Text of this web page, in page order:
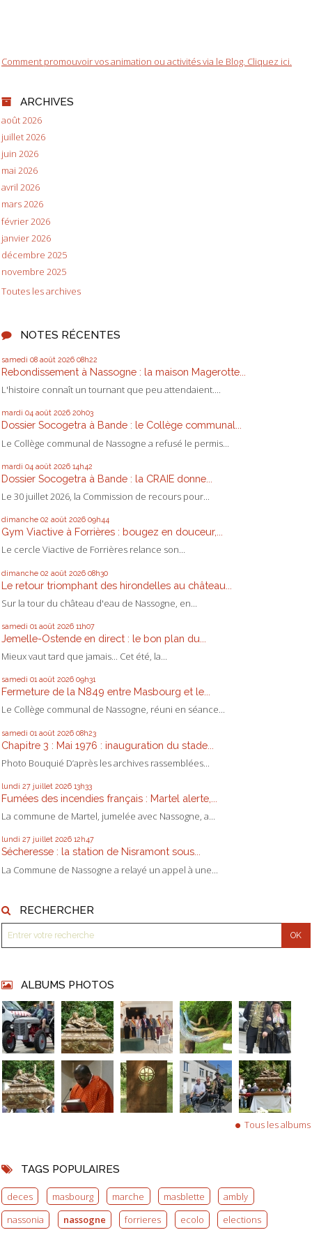
Comment promouvoir vos animation ou activités via le Blog. Cliquez ici.
ARCHIVES
août 2026
juillet 2026
juin 2026
mai 2026
avril 2026
mars 2026
février 2026
janvier 2026
décembre 2025
novembre 2025
Toutes les archives
NOTES RÉCENTES
samedi 08 août 2026 08h22
Rebondissement à Nassogne : la maison Magerotte...
L'histoire connaît un tournant que peu attendaient....
mardi 04 août 2026 20h03
Dossier Socogetra à Bande : le Collège communal...
Le Collège communal de Nassogne a refusé le permis...
mardi 04 août 2026 14h42
Dossier Socogetra à Bande : la CRAIE donne...
Le 30 juillet 2026, la Commission de recours pour...
dimanche 02 août 2026 09h44
Gym Viactive à Forrières : bougez en douceur,...
Le cercle Viactive de Forrières relance son...
dimanche 02 août 2026 08h30
Le retour triomphant des hirondelles au château...
Sur la tour du château d'eau de Nassogne, en...
samedi 01 août 2026 11h07
Jemelle-Ostende en direct : le bon plan du...
Mieux vaut tard que jamais... Cet été, la...
samedi 01 août 2026 09h31
Fermeture de la N849 entre Masbourg et le...
Le Collège communal de Nassogne, réuni en séance...
samedi 01 août 2026 08h23
Chapitre 3 : Mai 1976 : inauguration du stade...
Photo Bouquié D’après les archives rassemblées...
lundi 27 juillet 2026 13h33
Fumées des incendies français : Martel alerte,...
La commune de Martel, jumelée avec Nassogne, a...
lundi 27 juillet 2026 12h47
Sécheresse : la station de Nisramont sous...
La Commune de Nassogne a relayé un appel à une...
RECHERCHER
ALBUMS PHOTOS
Tous les albums
TAGS POPULAIRES
deces masbourg marche masblette
ambly
nassonia
nassogne forrieres ecolo elections